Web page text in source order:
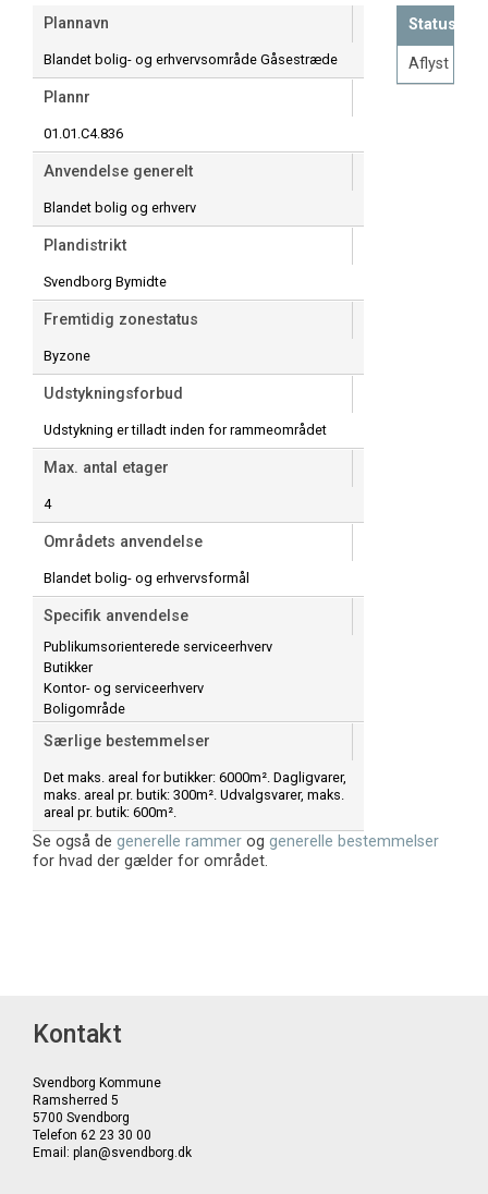
Plannavn
Blandet bolig- og erhvervsområde Gåsestræde
Plannr
01.01.C4.836
Anvendelse generelt
Blandet bolig og erhverv
Plandistrikt
Svendborg Bymidte
Fremtidig zonestatus
Byzone
Udstykningsforbud
Udstykning er tilladt inden for rammeområdet
Max. antal etager
4
Områdets anvendelse
Blandet bolig- og erhvervsformål
Specifik anvendelse
Publikumsorienterede serviceerhverv
Butikker
Kontor- og serviceerhverv
Boligområde
Særlige bestemmelser
Det maks. areal for butikker: 6000m². Dagligvarer,
maks. areal pr. butik: 300m². Udvalgsvarer, maks.
areal pr. butik: 600m².
Status
Aflyst
Se også de generelle rammer og generelle bestemmelser
for hvad der gælder for området.
Kontakt
Svendborg Kommune
Ramsherred 5
5700 Svendborg
Telefon 62 23 30 00
Email: plan@svendborg.dk